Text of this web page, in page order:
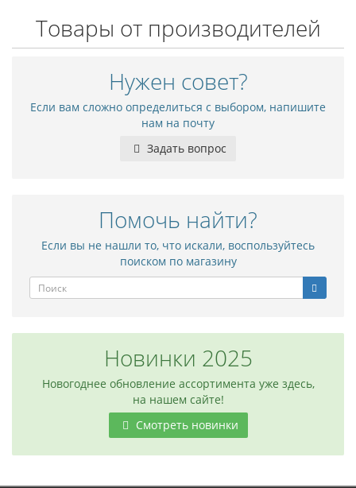
Товары от производителей
Нужен совет?
Если вам сложно определиться с выбором, напишите
нам на почту
Задать вопрос
Помочь найти?
Если вы не нашли то, что искали, воспользуйтесь
поиском по магазину
Новинки 2025
Новогоднее обновление ассортимента уже здесь,
на нашем сайте!
Смотреть новинки